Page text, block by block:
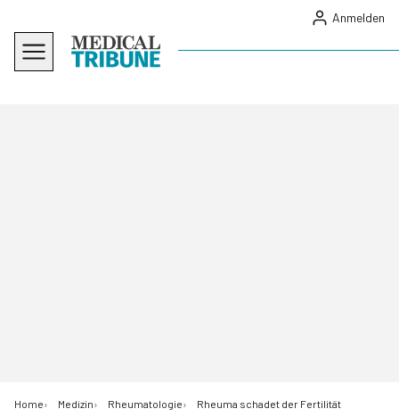
Anmelden
Home Medizin Rheumatologie Rheuma schadet der Fertilität